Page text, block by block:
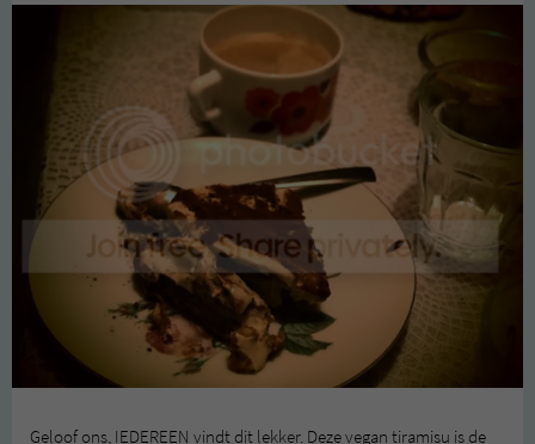
Geloof ons, IEDEREEN vindt dit lekker. Deze vegan tiramisu is de